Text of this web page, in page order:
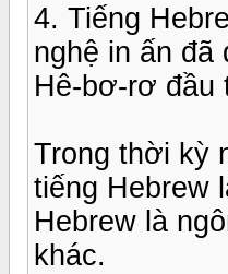
4. Tiếng
nghệ in ấn đã
Hê-bơ-rơ đầu
Trong thời kỳ
tiếng Hebrew
Hebrew là
khác.